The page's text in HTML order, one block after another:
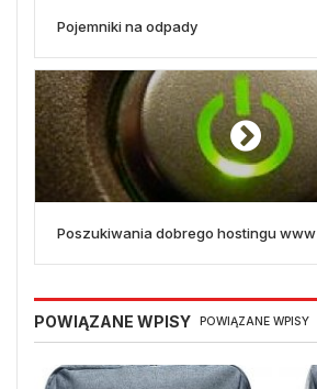
Pojemniki na odpady
Poszukiwania dobrego hostingu www
POWIĄZANE WPISY POWIĄZANE WPISY